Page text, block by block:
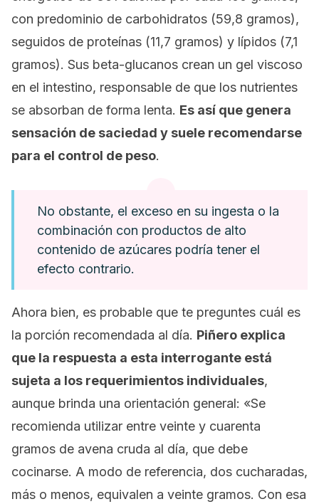
con predominio de carbohidratos (59,8 gramos),
seguidos de proteínas (11,7 gramos) y lípidos (7,1
gramos). Sus beta-glucanos crean un gel viscoso
en el intestino, responsable de que los nutrientes
se absorban de forma lenta. Es así que genera
sensación de saciedad y suele recomendarse
para el control de peso.
No obstante, el exceso en su ingesta o la
combinación con productos de alto
contenido de azúcares podría tener el
efecto contrario.
Ahora bien, es probable que te preguntes cuál es
la porción recomendada al día. Piñero explica
que la respuesta a esta interrogante está
sujeta a los requerimientos individuales,
aunque brinda una orientación general: «Se
recomienda utilizar entre veinte y cuarenta
gramos de avena cruda al día, que debe
cocinarse. A modo de referencia, dos cucharadas,
más o menos, equivalen a veinte gramos. Con esa